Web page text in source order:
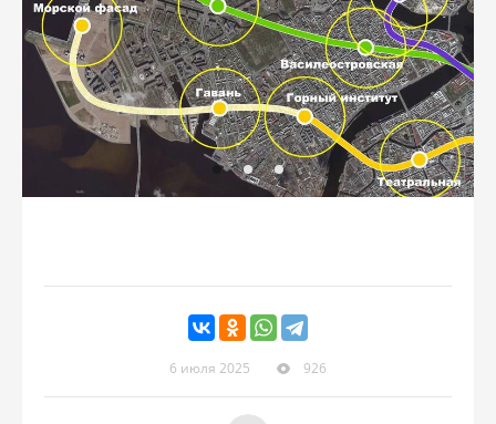
6 июля 2025 926